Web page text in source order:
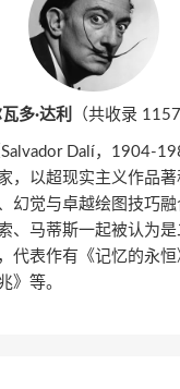
多·达利 （共收录 1157
Salvador Dalí，1904-
，以超现实主义作品
幻觉与卓越绘图技巧
、马蒂斯一起被认为
代表作有《记忆的永
》等。